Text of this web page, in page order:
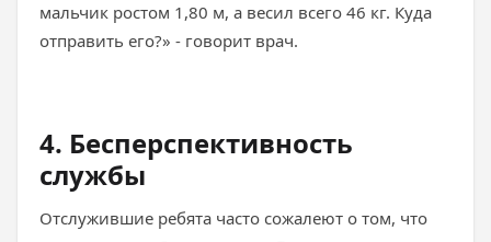
мальчик ростом 1,80 м, а весил всего 46 кг. Куда
отправить его?» - говорит врач.
4. Бесперспективность
службы
Отслужившие ребята часто сожалеют о том, что